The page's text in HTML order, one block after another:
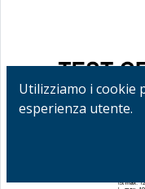
Utilizziamo i
esperienza utente.